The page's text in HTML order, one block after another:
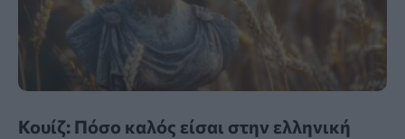
Κουίζ: Πόσο καλός είσαι στην ελληνική